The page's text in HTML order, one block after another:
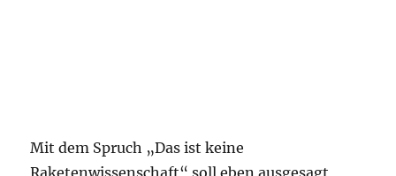
Mit dem Spruch „Das ist keine
Raketenwissenschaft“ soll eben ausgesagt